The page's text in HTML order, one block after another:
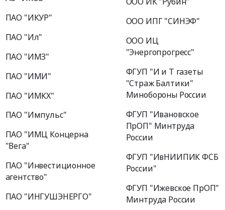
ПАО "ИКУР"
ПАО "Ил"
ПАО "ИМЗ"
ПАО "ИМИ"
ПАО "ИМКХ"
ПАО "Импульс"
ПАО "ИМЦ Концерна
"Вега"
ПАО "Инвестиционное
агентство"
ПАО "ИНГУШЭНЕРГО"
ООО ИПГ "СИНЭФ"
ООО ИЦ
"Энергопрогресс"
ФГУП "И и Т газеты
"Страж Балтики"
Минобороны России
ФГУП "Ивановское
ПрОП" Минтруда
России
ФГУП "ИвНИИПИК ФСБ
России"
ФГУП "Ижевское ПрОП"
Минтруда России